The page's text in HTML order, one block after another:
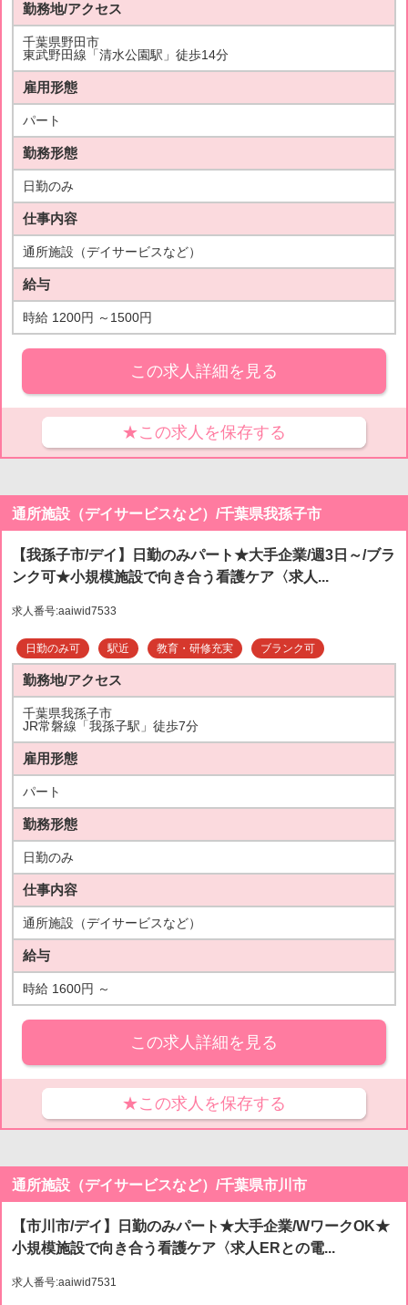
勤務地/アクセス
千葉県野田市
東武野田線「清水公園駅」徒歩14分
雇用形態
パート
勤務形態
日勤のみ
仕事内容
通所施設（デイサービスなど）
給与
時給 1200円 ～1500円
この求人詳細を見る
★この求人を保存する
通所施設（デイサービスなど）/千葉県我孫子市
【我孫子市/デイ】日勤のみパート★大手企業/週3日～/ブラ
ンク可★小規模施設で向き合う看護ケア〈求人...
求人番号:aaiwid7533
日勤のみ可 駅近 教育・研修充実 ブランク可
勤務地/アクセス
千葉県我孫子市
JR常磐線「我孫子駅」徒歩7分
雇用形態
パート
勤務形態
日勤のみ
仕事内容
通所施設（デイサービスなど）
給与
時給 1600円 ～
この求人詳細を見る
★この求人を保存する
通所施設（デイサービスなど）/千葉県市川市
【市川市/デイ】日勤のみパート★大手企業/WワークOK★
小規模施設で向き合う看護ケア〈求人ERとの電...
求人番号:aaiwid7531